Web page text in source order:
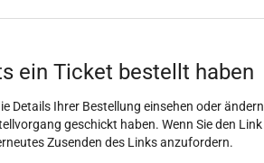
ein Ticket bestellt haben
Details Ihrer Bestellung einsehen oder
geschickt haben. Wenn Sie den
Zusenden des Links anzufordern.